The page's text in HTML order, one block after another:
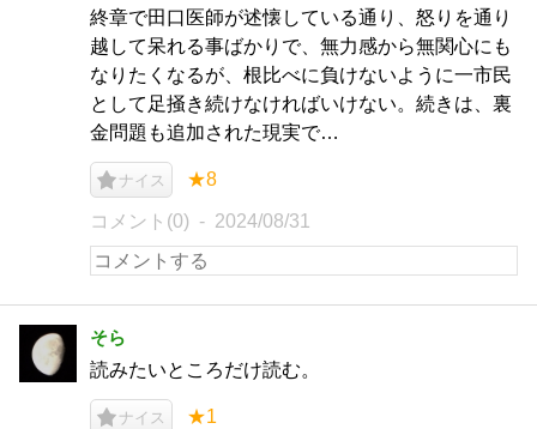
終章で田口医師が述懐している通り、怒りを通り
越して呆れる事ばかりで、無力感から無関心にも
なりたくなるが、根比べに負けないように一市民
として足掻き続けなければいけない。続きは、裏
金問題も追加された現実で…
ナイス ★8
コメント(0) 2024/08/31
そら
読みたいところだけ読む。
ナイス ★1